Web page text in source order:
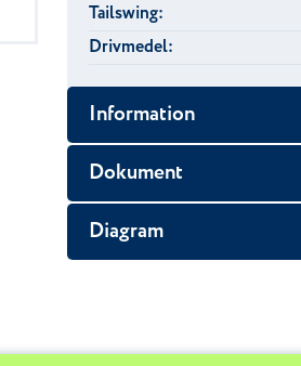
Tailswing:
Drivmedel:
Information
Dokument
Diagram